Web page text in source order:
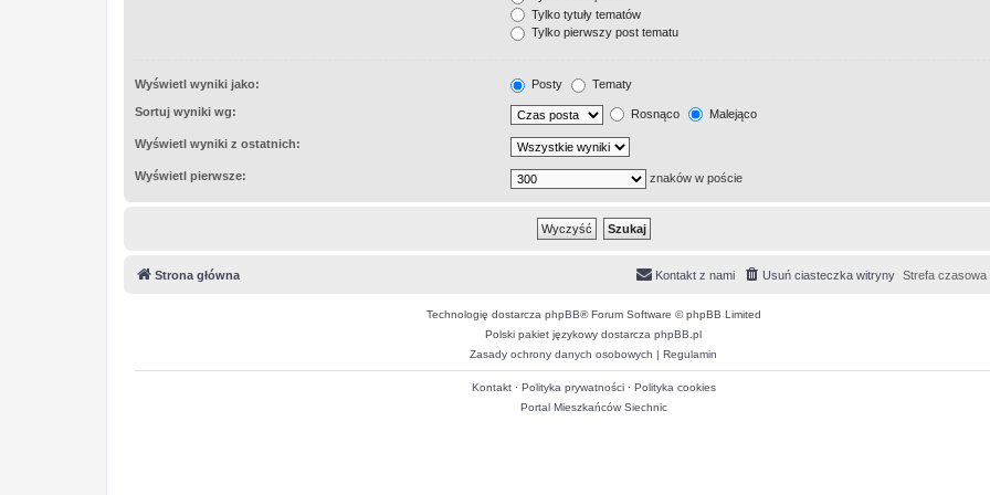
Tylko tytuły tematów
Tylko pierwszy post tematu
Wyświetl wyniki jako: Posty Tematy
Sortuj wyniki wg: Rosnąco Malejąco
Wyświetl wyniki z ostatnich:
Wyświetl pierwsze: znaków w poście
Strona główna Strefa czasowa
Usuń ciasteczka witryny
Kontakt z nami
Technologię dostarcza phpBB® Forum Software © phpBB Limited
Polski pakiet językowy dostarcza phpBB.pl
Zasady ochrony danych osobowych | Regulamin
Kontakt· Polityka prywatności· Polityka cookies
Portal Mieszkańców Siechnic